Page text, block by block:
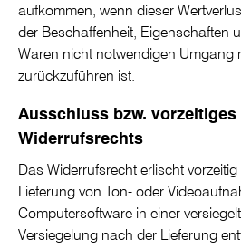
aufkommen, wenn dieser
der Beschaffenheit, Eigenschaften
Waren nicht notwendigen Umgang
zurückzuführen ist.
Ausschluss bzw.
Widerrufsrechts
Das Widerrufsrecht erlischt
Lieferung von Ton- oder
Computersoftware in einer
Versiegelung nach der Lieferung